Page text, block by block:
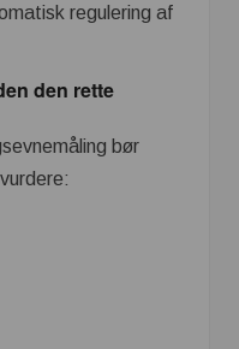
regulering af
den rette
bør